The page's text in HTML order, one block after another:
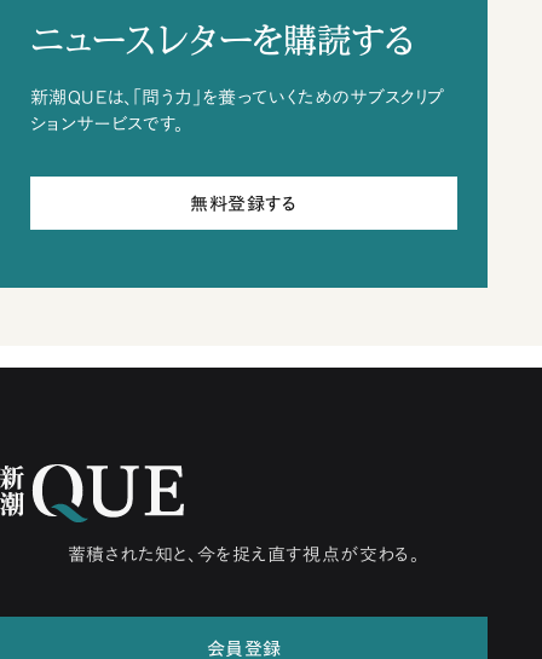
ニュースレターを購読する
新潮QUEは、「問う力」を養っていくためのサブスクリプ
ションサービスです。
無料登録する
蓄積された知と、今を捉え直す視点が交わる。
会員登録